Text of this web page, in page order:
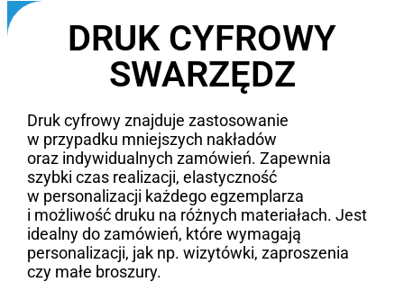
DRUK CYFROWY
SWARZĘDZ
Druk cyfrowy znajduje zastosowanie
w przypadku mniejszych nakładów
oraz indywidualnych zamówień. Zapewnia
szybki czas realizacji, elastyczność
w personalizacji każdego egzemplarza
i możliwość druku na różnych materiałach. Jest
idealny do zamówień, które wymagają
personalizacji, jak np. wizytówki, zaproszenia
czy małe broszury.